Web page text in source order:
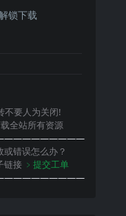
锁下载
不要人为关闭!
全站所有资源
错误怎么办？
链接 ﹥提交工单